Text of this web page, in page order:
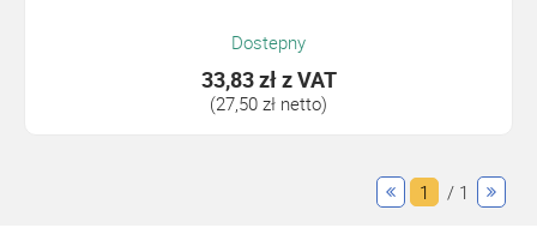
Dostepny
33,83 złz VAT
(27,50 zł netto)
1 / 1